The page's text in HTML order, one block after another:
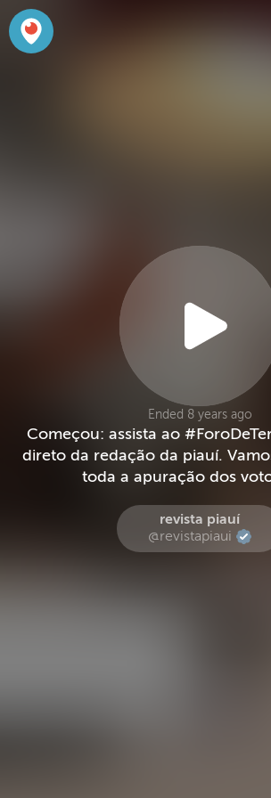
Ended 8 years ago
Começou: assista ao
direto da redação da piauí.
toda a apuração dos
revista piauí
@revistapiaui